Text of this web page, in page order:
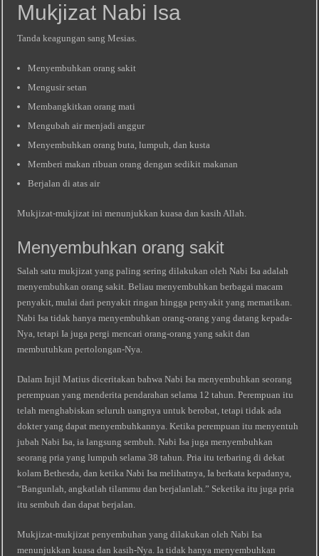
Mukjizat Nabi Isa
Tanda keagungan sang Mesias.
Menyembuhkan orang sakit
Mengusir setan
Membangkitkan orang mati
Mengubah air menjadi anggur
Menyembuhkan orang buta, lumpuh, dan kusta
Memberi makan ribuan orang dengan sedikit makanan
Berjalan di atas air
Mukjizat-mukjizat ini menunjukkan kuasa dan kasih Allah.
Menyembuhkan orang sakit
Salah satu mukjizat yang paling sering dilakukan oleh Nabi Isa adalah
menyembuhkan orang sakit. Beliau menyembuhkan berbagai macam
penyakit, mulai dari penyakit ringan hingga penyakit yang mematikan.
Nabi Isa tidak hanya menyembuhkan orang-orang yang datang kepada-
Nya, tetapi Ia juga pergi mencari orang-orang yang sakit dan
membutuhkan pertolongan-Nya.
Dalam Injil Matius diceritakan bahwa Nabi Isa menyembuhkan seorang
perempuan yang menderita pendarahan selama 12 tahun. Perempuan itu
telah menghabiskan seluruh uangnya untuk berobat, tetapi tidak ada
dokter yang dapat menyembuhkannya. Ketika perempuan itu menyentuh
jubah Nabi Isa, ia langsung sembuh. Nabi Isa juga menyembuhkan
seorang pria yang lumpuh selama 38 tahun. Pria itu terbaring di dekat
kolam Bethesda, dan ketika Nabi Isa melihatnya, Ia berkata kepadanya,
“Bangunlah, angkatlah tilammu dan berjalanlah.” Seketika itu juga pria
itu sembuh dan dapat berjalan.
Mukjizat-mukjizat penyembuhan yang dilakukan oleh Nabi Isa
menunjukkan kuasa dan kasih-Nya. Ia tidak hanya menyembuhkan